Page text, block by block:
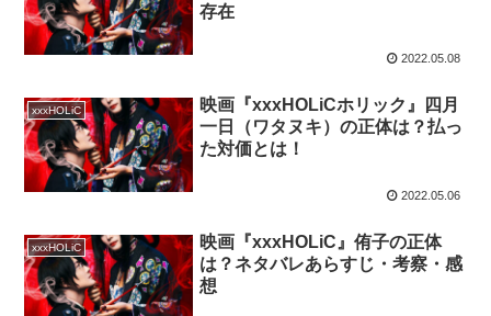
存在
2022.05.08
xxxHOLiC
映画『xxxHOLiCホリック』四月
一日（ワタヌキ）の正体は？払っ
た対価とは！
2022.05.06
xxxHOLiC
映画『xxxHOLiC』侑子の正体
は？ネタバレあらすじ・考察・感
想